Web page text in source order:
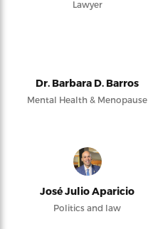
Lawyer
Dr. Barbara D. Barros
Mental Health & Menopause
José Julio Aparicio
Politics and law